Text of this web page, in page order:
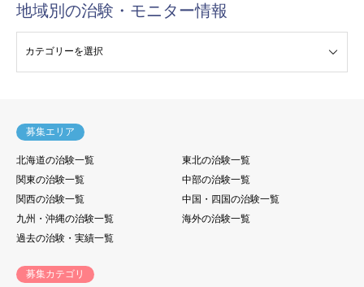
地域別の治験・モニター情報
募集エリア
北海道の治験一覧
東北の治験一覧
関東の治験一覧
中部の治験一覧
関西の治験一覧
中国・四国の治験一覧
九州・沖縄の治験一覧
海外の治験一覧
過去の治験・実績一覧
募集カテゴリ